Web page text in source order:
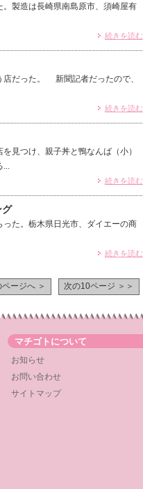
製造は長崎県南島原市、須崎屋有
続きを読む
店だった。 新聞記者だったので、
続きを読む
見つけ、親子丼と鴨なんば（小）
続きを読む
グ
た。栃木県日光市、ダイエーの商
続きを読む
ページへ ＞ 次の10ページ ＞＞
マチゴトについて
お知らせ
お問い合わせ
サイトマップ